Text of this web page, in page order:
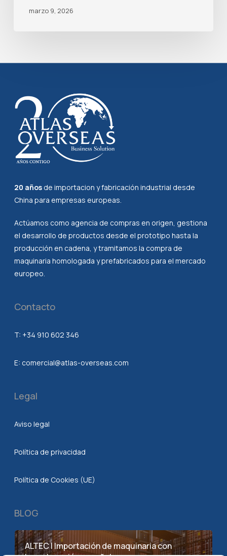
marzo 9, 2026
20 años de importacion y fabricación industrial desde
China para empresas europeas.
Actúamos como agencia de compras en origen, gestiona
el desarrollo de productos desde el prototipo hasta la
producción en cadena, y tramitamos la compra de
maquinaria homologada y prefabricados para el mercado
europeo.
Contacto
T: +34 910 602 346
E: comercial@atlas-overseas.com
Legal
Aviso legal
Política de privacidad
Política de Cookies (UE)
BLOG
ALTEC | Importación de maquinaria con